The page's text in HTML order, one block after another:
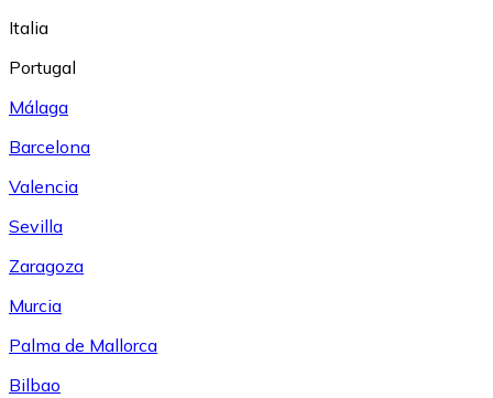
Italia
Portugal
Málaga
Barcelona
Valencia
Sevilla
Zaragoza
Murcia
Palma de Mallorca
Bilbao